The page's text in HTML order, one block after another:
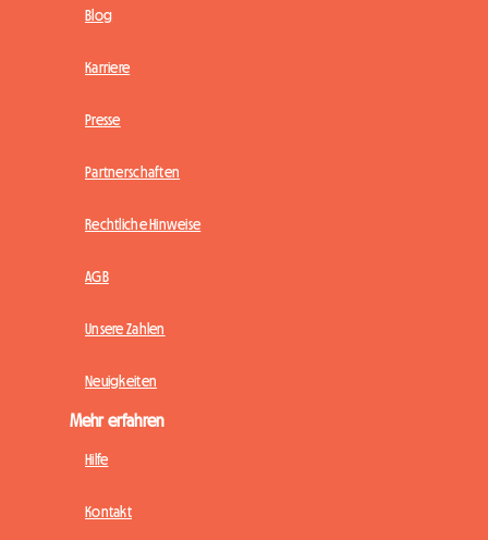
Blog
Karriere
Presse
Partnerschaften
Rechtliche Hinweise
AGB
Unsere Zahlen
Neuigkeiten
Mehr erfahren
Hilfe
Kontakt